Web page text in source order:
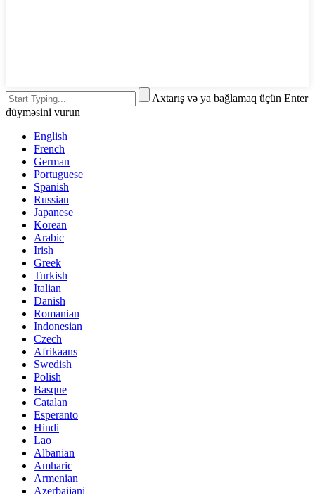
Axtarış və ya bağlamaq üçün Enter
düyməsini vurun
English
French
German
Portuguese
Spanish
Russian
Japanese
Korean
Arabic
Irish
Greek
Turkish
Italian
Danish
Romanian
Indonesian
Czech
Afrikaans
Swedish
Polish
Basque
Catalan
Esperanto
Hindi
Lao
Albanian
Amharic
Armenian
Azerbaijani